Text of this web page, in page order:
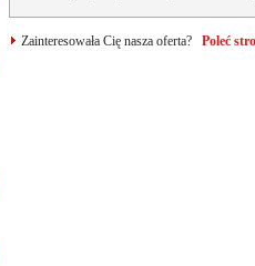
Zainteresowała Cię nasza oferta? Poleć